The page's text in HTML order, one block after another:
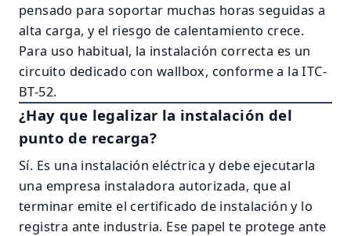
pensado para soportar muchas horas seguidas a
alta carga, y el riesgo de calentamiento crece.
Para uso habitual, la instalación correcta es un
circuito dedicado con wallbox, conforme a la ITC-
BT-52.
¿Hay que legalizar la instalación del
punto de recarga?
Sí. Es una instalación eléctrica y debe ejecutarla
una empresa instaladora autorizada, que al
terminar emite el certificado de instalación y lo
registra ante industria. Ese papel te protege ante